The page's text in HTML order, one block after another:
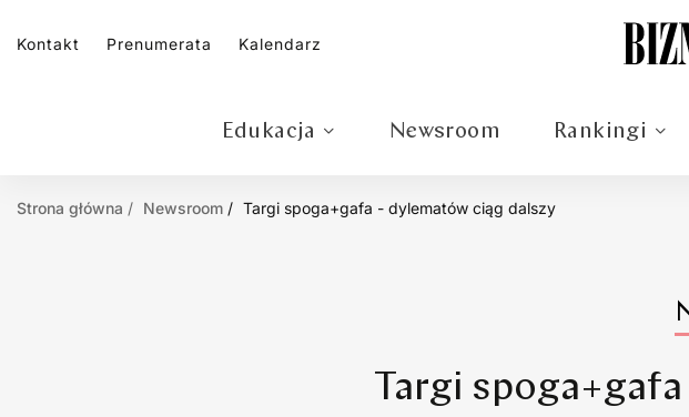
Kontakt Prenumerata Kalendarz
Edukacja Newsroom Rankingi
Strona główna Newsroom Targi spoga+gafa - dylematów ciąg dalszy
Targi